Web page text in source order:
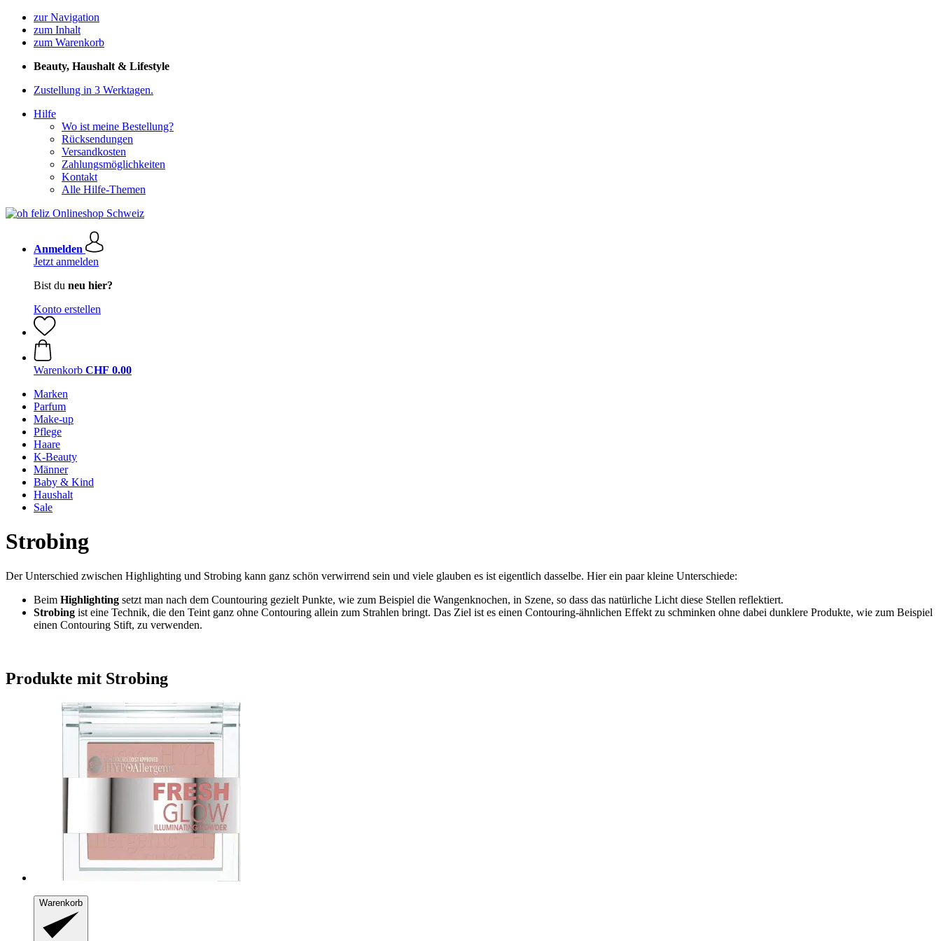
zur Navigation
zum Inhalt
zum Warenkorb
Beauty, Haushalt & Lifestyle
Zustellung in 3 Werktagen.
Hilfe
Wo ist meine Bestellung?
Rücksendungen
Versandkosten
Zahlungsmöglichkeiten
Kontakt
Alle Hilfe-Themen
Anmelden
Jetzt anmelden
Bist du neu hier?
Konto erstellen
Warenkorb CHF 0.00
Marken
Parfum
Make-up
Pflege
Haare
K-Beauty
Männer
Baby & Kind
Haushalt
Sale
Strobing
Der Unterschied zwischen Highlighting und Strobing kann ganz schön verwirrend sein und viele glauben es ist eigentlich dasselbe. Hier ein paar kleine Unterschiede:
Beim Highlighting setzt man nach dem Countouring gezielt Punkte, wie zum Beispiel die Wangenknochen, in Szene, so dass das natürliche Licht diese Stellen reflektiert.
Strobing ist eine Technik, die den Teint ganz ohne Contouring allein zum Strahlen bringt. Das Ziel ist es einen Contouring-ähnlichen Effekt zu schminken ohne dabei dunklere Produkte, wie zum Beispiel
einen Contouring Stift, zu verwenden.
Produkte mit Strobing
Warenkorb